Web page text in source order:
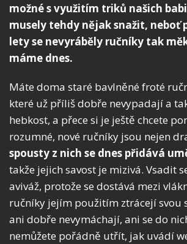
možné s využitím triků našich
musely tehdy nějak snažit, neboť
lety se nevyráběly ručníky tak
máme dnes.
Máte doma staré bavlněné froté
které už příliš dobře nevypadají a
hebkost, a přece si je ještě chcete
rozumné, nové ručníky jsou nejen
spousty z nich se dnes přidává
takže jejich savost je mizivá. Vsadit
aviváž, protože se dostává mezi
ručníky jejím použitím ztrácejí svou
ani dobře nevymáchají, ani se do
nemůžete pořádně utřít, jak uvádí